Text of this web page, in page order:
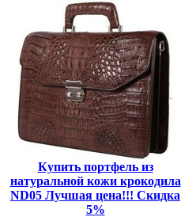
Купить портфель из
натуральной кожи крокодила
ND05 Лучшая цена!!! Скидка
5%